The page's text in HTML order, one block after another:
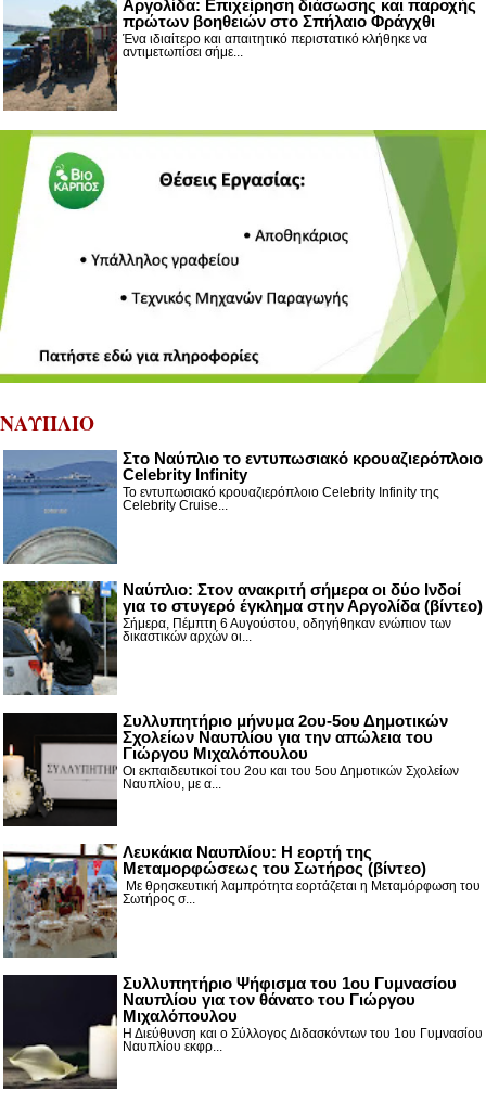
Αργολίδα: Επιχείρηση διάσωσης και παροχής
πρώτων βοηθειών στο Σπήλαιο Φράγχθι
Ένα ιδιαίτερο και απαιτητικό περιστατικό κλήθηκε να
αντιμετωπίσει σήμε...
ΝΑΥΠΛΙΟ
Στο Ναύπλιο το εντυπωσιακό κρουαζιερόπλοιο
Celebrity Infinity
Το εντυπωσιακό κρουαζιερόπλοιο Celebrity Infinity της
Celebrity Cruise...
Nαύπλιο: Στον ανακριτή σήμερα οι δύο Ινδοί
για το στυγερό έγκλημα στην Αργολίδα (βίντεο)
Σήμερα, Πέμπτη 6 Αυγούστου, οδηγήθηκαν ενώπιον των
δικαστικών αρχών οι...
Συλλυπητήριο μήνυμα 2ου-5ου Δημοτικών
Σχολείων Ναυπλίου για την απώλεια του
Γιώργου Μιχαλόπουλου
Οι εκπαιδευτικοί του 2ου και του 5ου Δημοτικών Σχολείων
Ναυπλίου, με α...
Λευκάκια Ναυπλίου: Η εορτή της
Μεταμορφώσεως του Σωτήρος (βίντεο)
Με θρησκευτική λαμπρότητα εορτάζεται η Μεταμόρφωση του
Σωτήρος σ...
Συλλυπητήριο Ψήφισμα του 1ου Γυμνασίου
Ναυπλίου για τον θάνατο του Γιώργου
Μιχαλόπουλου
Η Διεύθυνση και ο Σύλλογος Διδασκόντων του 1ου Γυμνασίου
Ναυπλίου εκφρ...